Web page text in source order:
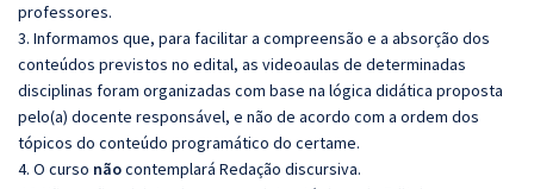
professores.
3. Informamos que, para facilitar a compreensão e a absorção dos
conteúdos previstos no edital, as videoaulas de determinadas
disciplinas foram organizadas com base na lógica didática proposta
pelo(a) docente responsável, e não de acordo com a ordem dos
tópicos do conteúdo programático do certame.
4. O curso nãocontemplará Redação discursiva.